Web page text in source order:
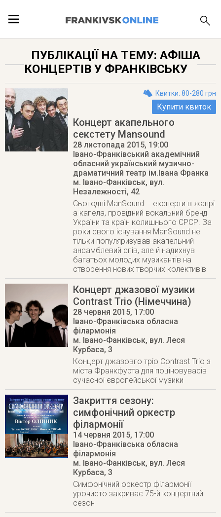
ЛОКАЦІЇ
ПУБЛІКАЦІЇ
ПУБЛІКАЦІЇ НА ТЕМУ: АФІША
КОНЦЕРТІВ У ФРАНКІВСЬКУ
Квитки: 80-280 грн
Купити квиток
Концерт акапельного
секстету Mansound
28 листопада 2015, 19:00
Івано-Франківський академічний
обласний український музично-
драматичний театр ім.Івана Франка
м. Івано-Фанківськ, вул.
Незалежності, 42
Сьогодні ManSound – експерти в жанрі
а капела, провідний вокальний бренд
України та країн колишнього СРСР. За
роки свого існування ManSound не
тільки популяризував акапельний
ансамблевий спів, але й надихнув
багатьох молодих музикантів на
створення нових творчих колективів
Концерт джазової музики
Contrast Trio (Німеччина)
28 червня 2015, 17:00
Івано-Франківська обласна
філармонія
м. Івано-Фанківськ, вул. Леся
Курбаса, 3
Концерт джазовго тріо Contrast Trio з
міста Франкфурта для поціновувасів
сучасної європейської музики
Закриття сезону:
симфонічний оркестр
філармонії
14 червня 2015, 17:00
Івано-Франківська обласна
філармонія
м. Івано-Фанківськ, вул. Леся
Курбаса, 3
Симфонічний оркестр філармонії
урочисто закриває 75-й концертний
сезон